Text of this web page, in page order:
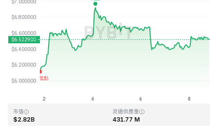
最近更新時間：2026-08-08 19:37 (GMT+0)
市值
$2.82B
流通供應量
431.77 M